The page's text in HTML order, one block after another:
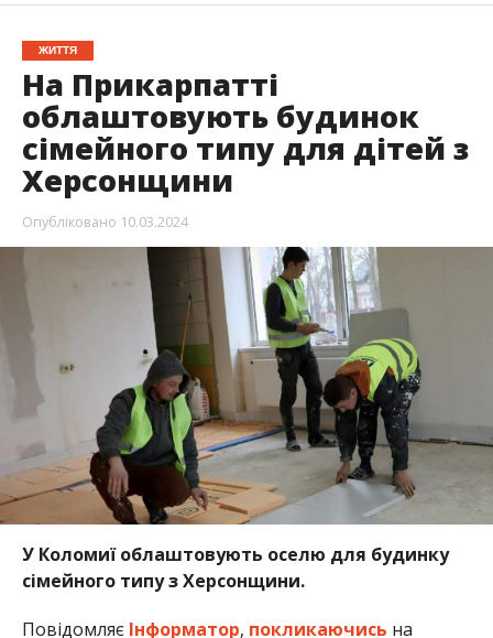
ЖИТТЯ
На Прикарпатті
облаштовують будинок
сімейного типу для дітей з
Херсонщини
Опубліковано 10.03.2024
У Коломиї облаштовують оселю для будинку
сімейного типу з Херсонщини.
Повідомляє Інформатор, покликаючись на